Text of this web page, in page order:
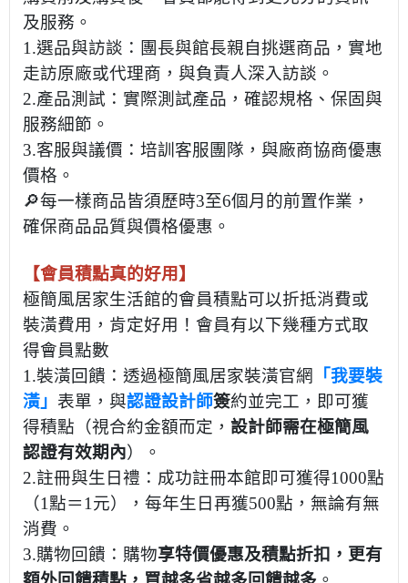
及服務。
1.選品與訪談：團長與館長親自挑選商品，實地
走訪原廠或代理商，與負責人深入訪談。
2.產品測試：實際測試產品，確認規格、保固與
服務細節。
3.客服與議價：培訓客服團隊，與廠商協商優惠
價格。
🔎每一樣商品皆須歷時3至6個月的前置作業，
確保商品品質與價格優惠。
【會員積點真的好用】
極簡風居家生活館的會員積點可以折抵消費或
裝潢費用，肯定好用！會員有以下幾種方式取
得會員點數
1.裝潢回饋：透過極簡風居家裝潢官網 「我要裝
潢」 表單，與認證設計師簽約並完工，即可獲
得積點（視合約金額而定， 設計師需在極簡風
認證有效期內）。
2.註冊與生日禮：成功註冊本館即可獲得1000點
（1點＝1元），每年生日再獲500點，無論有無
消費。
3.購物回饋： 購物享特價優惠及積點折扣，更有